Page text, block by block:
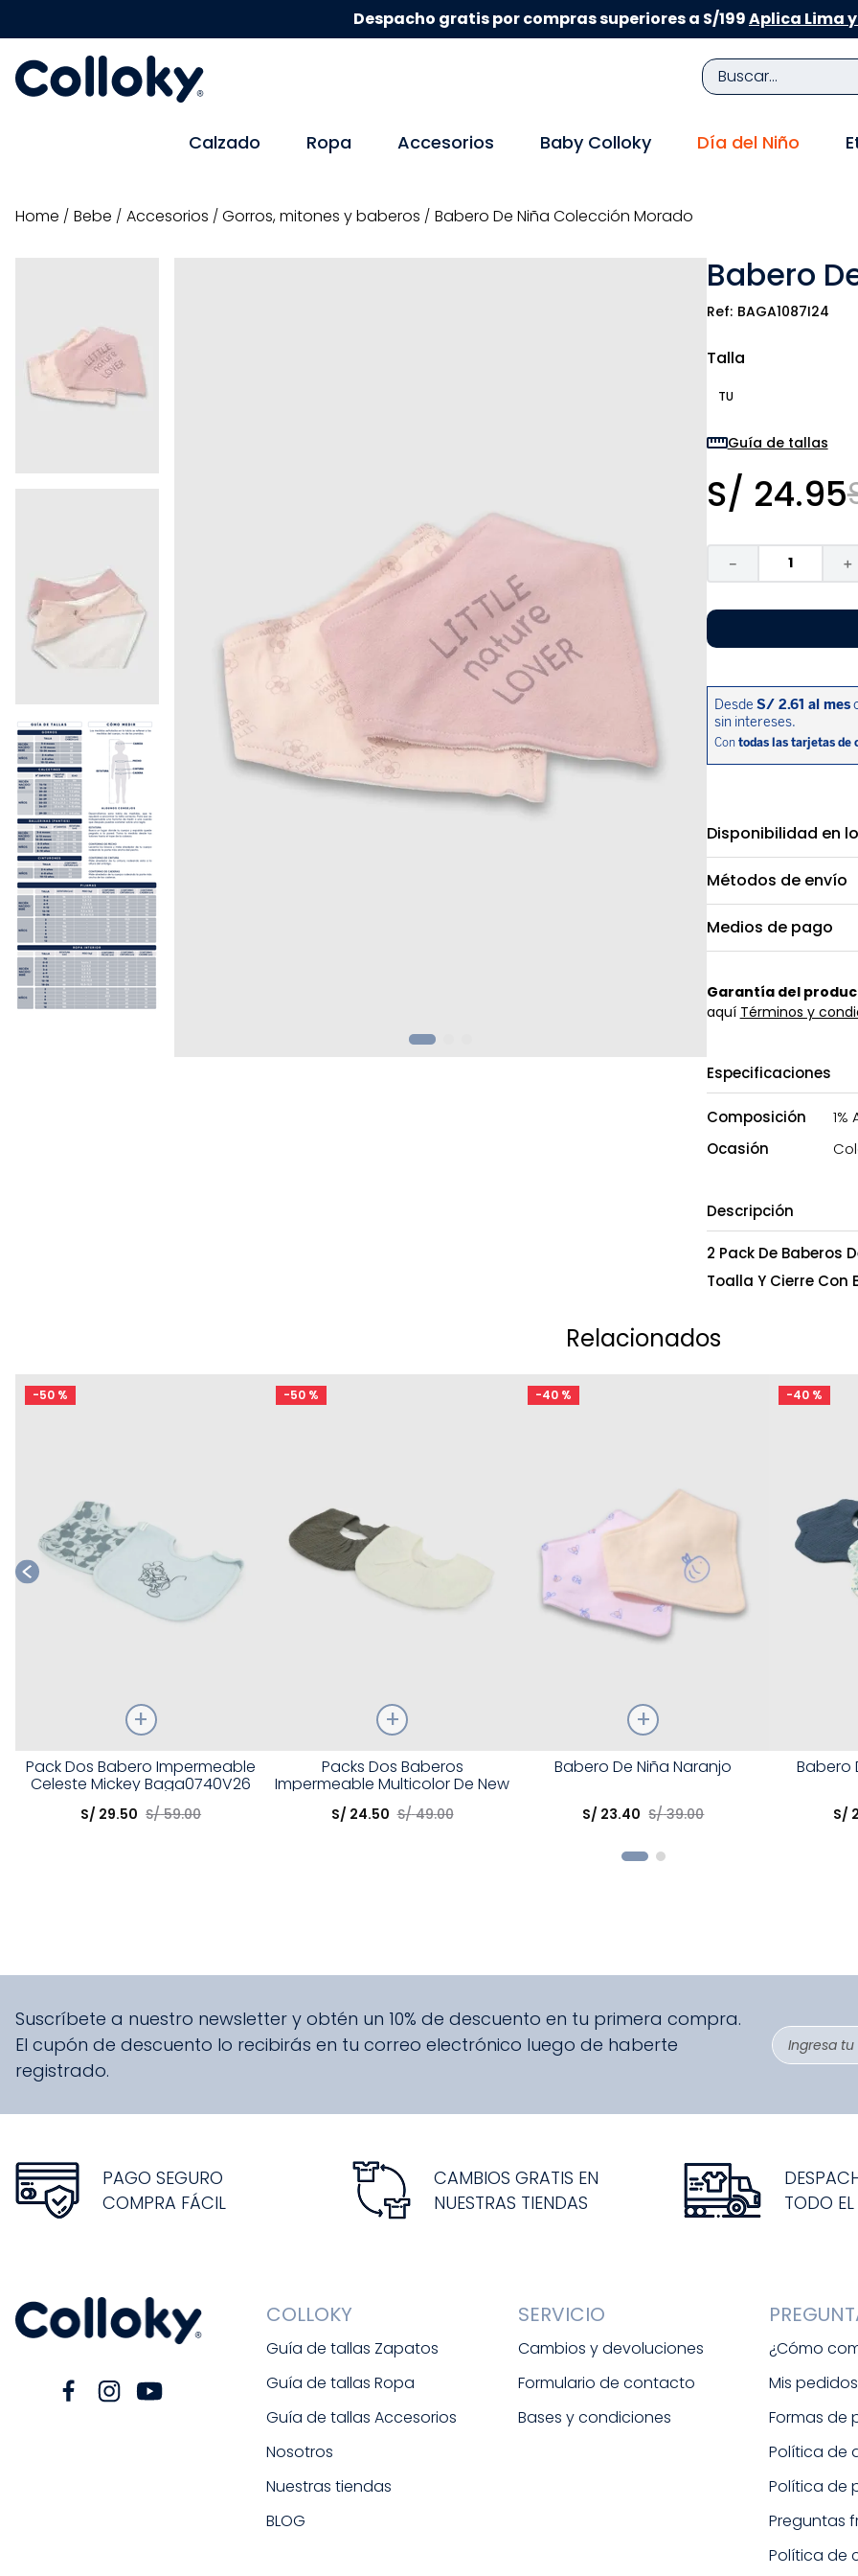
Despacho gratis por compras superiores a S/199Aplica Lima
Buscar...
Calzado Ropa Accesorios Baby Colloky Día del Niño
bebe accesorios gorros, mitones y baberos Babero De Niña Colección Morado
Babero
BAGA1087I24
Talla
TU
Guía de tallas
S/ 24.95
＋
－
Disponibilidad en
Métodos de envío
Medios de pago
Garantía del
aquí Términos y
Especificaciones
Composición
1%
Ocasión
Descripción
2 Pack De Baberos
Toalla Y Cierre Con
Relacionados
-50 %
Talla
Elige una opción
Pack Dos Babero Impermeable
Celeste Mickey Baga0740V26
S/ 29.50 S/ 59.00
-50 %
Elige una opción
Packs Dos Baberos
Impermeable Multicolor De New
Born
S/ 24.50 S/ 49.00
-40 %
Babero De Niña Naranjo
S/ 23.40 S/ 39.00
-40 %
Talla
Elige una
Babero
S/
Suscríbete a nuestro newsletter y obtén un 10% de descuento en tu primera compra.
El cupón de descuento lo recibirás en tu correo electrónico luego de haberte
registrado.
PAGO SEGURO
COMPRA FÁCIL
CAMBIOS GRATIS EN
NUESTRAS TIENDAS
TODO EL
COLLOKY
Guía de tallas Zapatos
Guía de tallas Ropa
Guía de tallas Accesorios
Nosotros
Nuestras tiendas
BLOG
SERVICIO
Cambios y devoluciones
Formulario de contacto
Bases y condiciones
¿Cómo
Mis pedidos
Formas de
Política de
Política de
Preguntas
Política de
TÉRMINOS MÁS BUSCADOS